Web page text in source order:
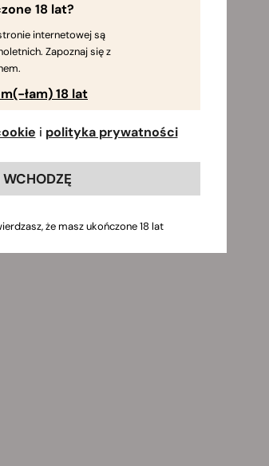
18 lat?
internetowej są
Zapoznaj się z
łam) 18 lat
i polityka prywatności
że masz ukończone 18 lat